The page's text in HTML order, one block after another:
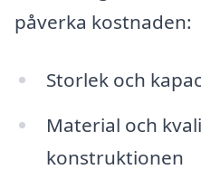
påverka kostnaden:
Storlek och
Material och
konstruktionen